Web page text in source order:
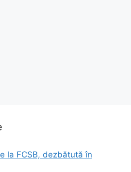
la FCSB, dezbătută în